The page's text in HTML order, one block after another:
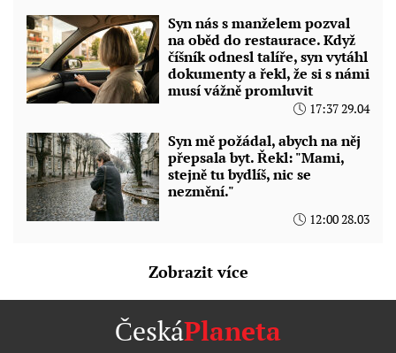
Syn nás s manželem pozval
na oběd do restaurace. Když
číšník odnesl talíře, syn vytáhl
dokumenty a řekl, že si s námi
musí vážně promluvit
17:37 29.04
Syn mě požádal, abych na něj
přepsala byt. Řekl: "Mami,
stejně tu bydlíš, nic se
nezmění."
12:00 28.03
Zobrazit více
ČeskáPlaneta